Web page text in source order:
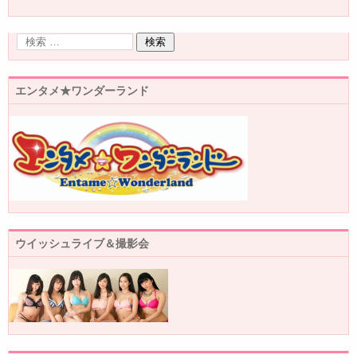
エンタメ★ワンダーランド
ウイッシュライブ＆撮影会